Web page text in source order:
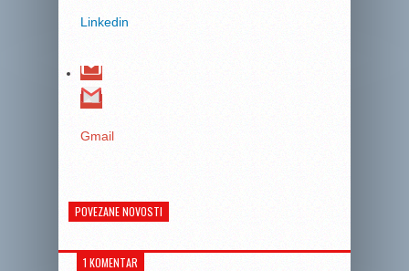
Linkedin
Gmail
POVEZANE NOVOSTI
1 KOMENTAR